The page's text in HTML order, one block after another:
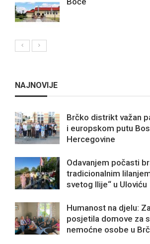
NAJNOVIJE
Brčko distrikt važan
i europskom putu
Hercegovine
Odavanjem počasti
tradicionalnim
svetog Ilije“ u Uloviću
Humanost na djelu:
posjetila domove za
nemoćne osobe u